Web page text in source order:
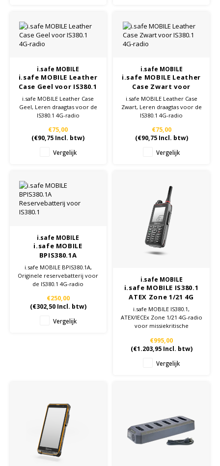
Pepperl + Fuchs
Ruggear
Samsung
Streamlight
UK Underwater Kinetics
i.safe MOBILE
i.safe MOBILE Leather
Case Geel voor IS380.1
4G-radio
i.safe MOBILE Leather Case
Geel, Leren draagtas voor de
IS380.1 4G-radio
€75,00
(€90,75 Incl. btw)
Vergelijk
i.safe MOBILE
i.safe MOBILE Leather
Case Zwart voor
IS380.1 4G-radio
i.safe MOBILE Leather Case
Zwart, Leren draagtas voor de
IS380.1 4G-radio
€75,00
(€90,75Incl. btw)
Vergelijk
i.safe MOBILE
i.safe MOBILE
BPIS380.1A
Reservebatterij voor
IS380.1
i.safe MOBILE BPIS380.1A,
Originele reservebatterij voor
de IS380.1 4G-radio
€250,00
(€302,50Incl. btw)
Vergelijk
i.safe MOBILE
i.safe MOBILE IS380.1
ATEX Zone 1/21 4G
Radio
i.safe MOBILE IS380.1,
ATEX/IECEx Zone 1/21 4G-radio
voor missiekritische
€995,00
(€1.203,95Incl. btw)
Vergelijk